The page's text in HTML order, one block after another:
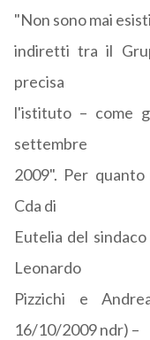
"Non sono mai
indiretti tra il
precisa
l'istituto – come
settembre
2009". Per
Cda di
Eutelia del
Leonardo
Pizzichi e
16/10/2009 ndr) –